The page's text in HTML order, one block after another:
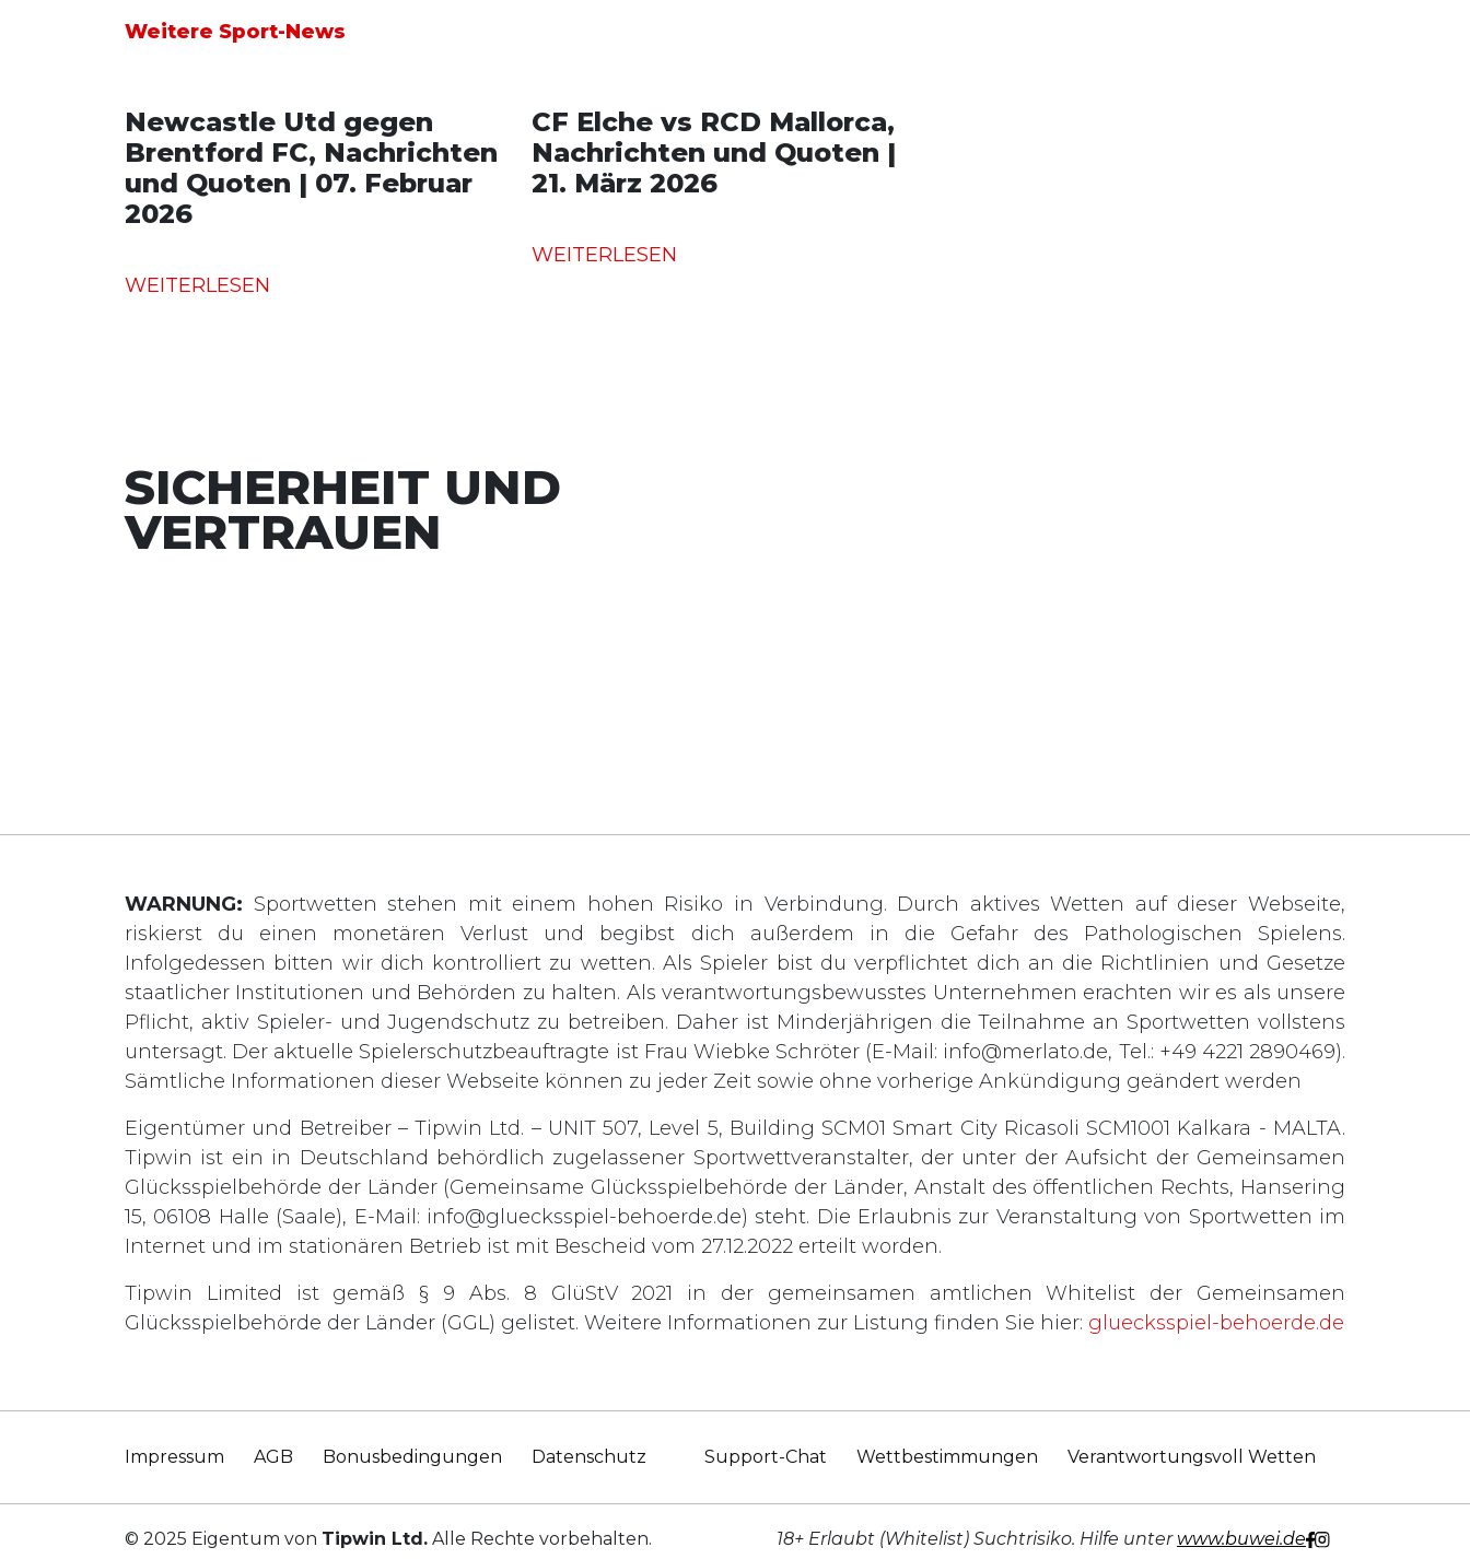
Weitere Sport-News
Newcastle Utd gegen
Brentford FC, Nachrichten
und Quoten | 07. Februar
2026
WEITERLESEN
CF Elche vs RCD Mallorca,
Nachrichten und Quoten |
21. März 2026
WEITERLESEN
SICHERHEIT UND
VERTRAUEN
WARNUNG: Sportwetten stehen mit einem hohen Risiko in Verbindung. Durch aktives Wetten auf dieser Webseite,
riskierst du einen monetären Verlust und begibst dich außerdem in die Gefahr des Pathologischen Spielens.
Infolgedessen bitten wir dich kontrolliert zu wetten. Als Spieler bist du verpflichtet dich an die Richtlinien und Gesetze
staatlicher Institutionen und Behörden zu halten. Als verantwortungsbewusstes Unternehmen erachten wir es als unsere
Pflicht, aktiv Spieler- und Jugendschutz zu betreiben. Daher ist Minderjährigen die Teilnahme an Sportwetten vollstens
untersagt. Der aktuelle Spielerschutzbeauftragte ist Frau Wiebke Schröter (E-Mail: info@merlato.de, Tel.: +49 4221 2890469).
Sämtliche Informationen dieser Webseite können zu jeder Zeit sowie ohne vorherige Ankündigung geändert werden
Eigentümer und Betreiber – Tipwin Ltd. – UNIT 507, Level 5, Building SCM01 Smart City Ricasoli SCM1001 Kalkara - MALTA.
Tipwin ist ein in Deutschland behördlich zugelassener Sportwettveranstalter, der unter der Aufsicht der Gemeinsamen
Glücksspielbehörde der Länder (Gemeinsame Glücksspielbehörde der Länder, Anstalt des öffentlichen Rechts, Hansering
15, 06108 Halle (Saale), E-Mail: info@gluecksspiel-behoerde.de) steht. Die Erlaubnis zur Veranstaltung von Sportwetten im
Internet und im stationären Betrieb ist mit Bescheid vom 27.12.2022 erteilt worden.
Tipwin Limited ist gemäß § 9 Abs. 8 GlüStV 2021 in der gemeinsamen amtlichen Whitelist der Gemeinsamen
Glücksspielbehörde der Länder (GGL) gelistet. Weitere Informationen zur Listung finden Sie hier: gluecksspiel-behoerde.de
Impressum AGB Bonusbedingungen Datenschutz Support-Chat Wettbestimmungen Verantwortungsvoll Wetten
© 2025 Eigentum von Tipwin Ltd. Alle Rechte vorbehalten. 18+ Erlaubt (Whitelist) Suchtrisiko. Hilfe unter www.buwei.de